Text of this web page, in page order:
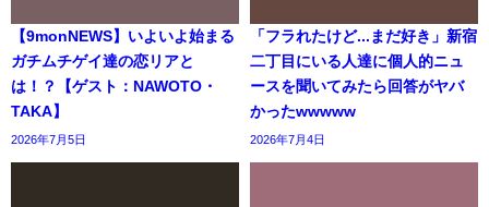
【9monNEWS】いよいよ始まる
ガチムチゲイ達の恋リアと
は！？【ゲスト：NAWOTO・
TAKA】
2026年7月5日
「フラれたけど...まだ好き」新宿
二丁目にいる人達に個人的ニュ
ースを聞いてみたら回答がヤバ
かったwwwww
2026年7月4日